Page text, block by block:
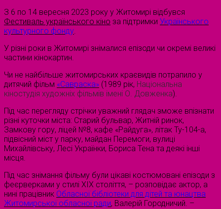
З 6 по 14 вересня 2023 року у Житомирі відбувся
Фестиваль українського кіно за підтримки Українського
культурного фонду.
У різні роки в Житомирі знімалися епізоди чи окремі великі
частини кінокартин.
Чи не найбільше житомирських краєвидів потрапило у
дитячий фільм «Савраска» (1989 рік, Національна
кіностудія художніх фільмів імені О. Довженка).
Під час перегляду стрічки уважний глядач зможе впізнати
різні куточки міста: Старий бульвар, Житній ринок,
Замкову гору, ліцей №8, кафе «Райдуга», літак Ту-104-а,
підвісний міст у парку, майдан Перемоги, вулиці
Михайлівську, Лесі Українки, Бориса Тена та деякі інші
місця.
Під час знімання фільму були цікаві костюмовані епізоди з
феєрверками у стилі XIX століття, – розповідає актор, а
нині працівник Обласної бібліотеки для дітей та юнацтва
Житомирської обласної ради, Валерій Городничий. –